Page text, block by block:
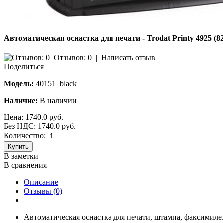
Автоматическая оснастка для печати - Trodat Printy 4925
Отзывов: 0 | Написать отзыв
Поделиться
Модель: 40151_black
Наличие: В наличии
Цена: 1740.0 руб.
Без НДС: 1740.0 руб.
Количество:
Купить
В заметки
В сравнения
Описание
Отзывы (0)
Автоматическая оснастка для печати, штампа, факсимиле.